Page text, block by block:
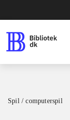
Spil / computerspil